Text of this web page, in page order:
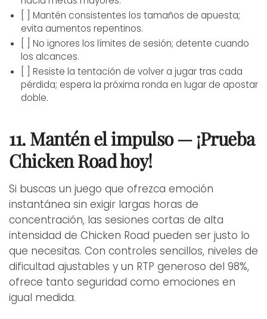
[ ] Mantén consistentes los tamaños de apuesta;
evita aumentos repentinos.
[ ] No ignores los límites de sesión; detente cuando
los alcances.
[ ] Resiste la tentación de volver a jugar tras cada
pérdida; espera la próxima ronda en lugar de apostar
doble.
11. Mantén el impulso — ¡Prueba
Chicken Road hoy!
Si buscas un juego que ofrezca emoción
instantánea sin exigir largas horas de
concentración, las sesiones cortas de alta
intensidad de Chicken Road pueden ser justo lo
que necesitas. Con controles sencillos, niveles de
dificultad ajustables y un RTP generoso del 98%,
ofrece tanto seguridad como emociones en
igual medida.